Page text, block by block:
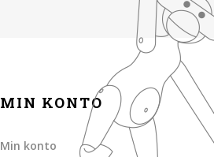
MIN KONTO
Min konto